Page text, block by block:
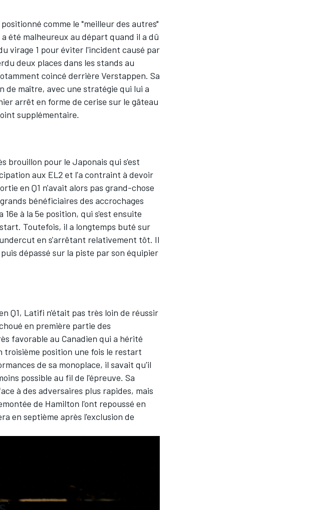
comme le "meilleur des autres"
été malheureux au départ quand il a dû
virage 1 pour éviter l'incident causé par
deux places dans les stands au
coincé derrière Verstappen. Sa
de maître, avec une stratégie qui lui a
arrêt en forme de cerise sur le gâteau
supplémentaire.
brouillon pour le Japonais qui s'est
aux EL2 et l'a contraint à devoir
en Q1 n'avait alors pas grand-chose
bénéficiaires des accrochages
à la 5e position, qui s'est ensuite
Toutefois, il a longtemps buté sur
en s'arrêtant relativement tôt. Il
dépassé sur la piste par son équipier
Q1, Latifi n'était pas très loin de réussir
en première partie des
favorable au Canadien qui a hérité
troisième position une fois le restart
de sa monoplace, il savait qu'il
possible au fil de l'épreuve. Sa
à des adversaires plus rapides, mais
de Hamilton l'ont repoussé en
en septième après l'exclusion de